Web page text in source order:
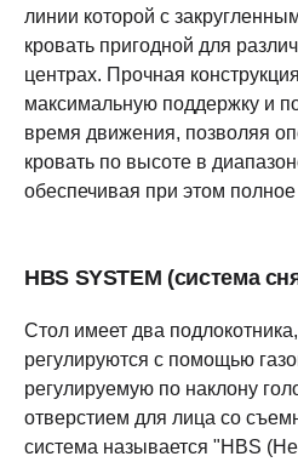
линии которой с
кровать пригодной для
центрах. Прочная
максимальную поддержку и
время движения, позволяя
кровать по высоте в
обеспечивая при этом
HBS SYSTEM (система
Стол имеет два
регулируются с помощью
регулируемую по наклону
отверстием для лица со
система называется "HBS